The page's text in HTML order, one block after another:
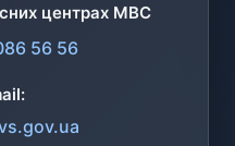
центрах МВС
56 56